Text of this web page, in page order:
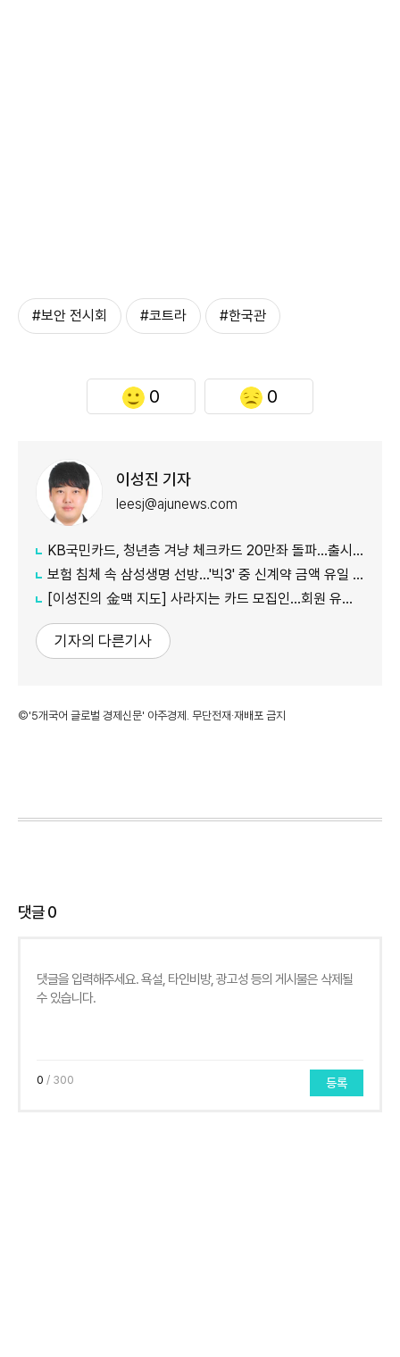
#보안 전시회 #코트라 #한국관
0 0
이성진 기자
leesj@ajunews.com
KB국민카드, 청년층 겨냥 체크카드 20만좌 돌파…출시 8개월만
보험 침체 속 삼성생명 선방…'빅3' 중 신계약 금액 유일 증가
[이성진의 金맥 지도] 사라지는 카드 모집인…회원 유치도 '디지털 전환'
기자의 다른기사
©'5개국어 글로벌 경제신문' 아주경제. 무단전재·재배포 금지
댓글0
0 / 300 등록